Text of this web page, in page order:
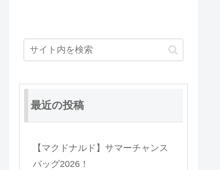
最近の投稿
【マクドナルド】サマーチャンス
バッグ2026！